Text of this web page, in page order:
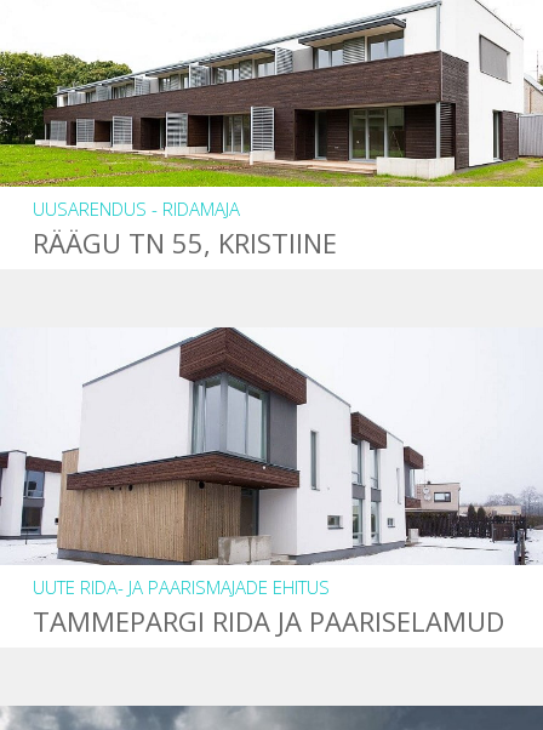
UUSARENDUS - RIDAMAJA
RÄÄGU TN 55, KRISTIINE
UUTE RIDA- JA PAARISMAJADE EHITUS
TAMMEPARGI RIDA JA PAARISELAMUD